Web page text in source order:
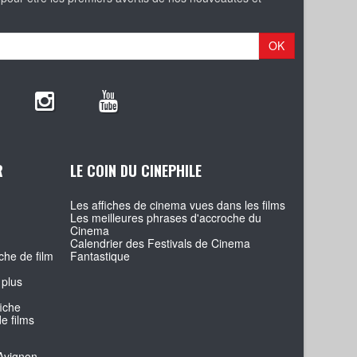
OK
de film
films
LE COIN DU CINEPHILE
Les affiches de cinema vues dans les films
Les meilleures phrases d'accroche du
Cinema
Calendrier des Festivals de Cinema
Fantastique